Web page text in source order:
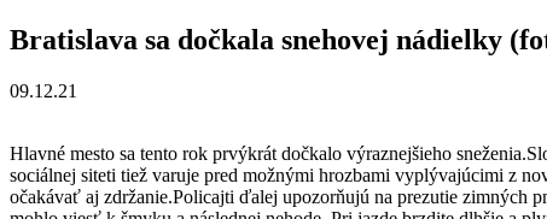
Bratislava sa dočkala snehovej nádielky
09.12.21
Hlavné mesto sa tento rok prvýkrát dočkalo výraznejšieho
sociálnej siteti tiež varuje pred možnými hrozbami vyplývajúcimi z
očakávať aj zdržanie.Policajti ďalej upozorňujú na prezutie zimných